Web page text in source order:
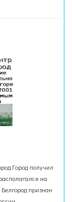
Город получил
на
признан